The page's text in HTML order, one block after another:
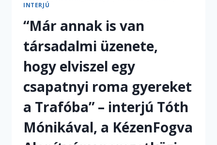
INTERJÚ
“Már annak is van
társadalmi üzenete,
hogy elviszel egy
csapatnyi roma gyereket
a Trafóba” – interjú Tóth
Mónikával, a KézenFogva